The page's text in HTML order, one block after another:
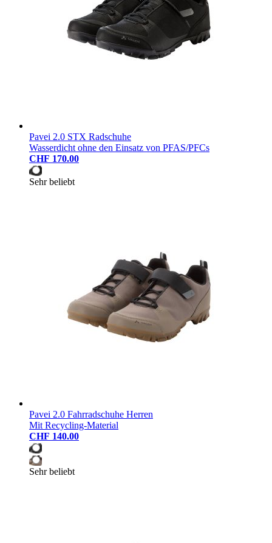
Pavei 2.0 STX Radschuhe
Wasserdicht ohne den Einsatz von PFAS/PFCs
CHF 170.00
Sehr beliebt
Pavei 2.0 Fahrradschuhe Herren
Mit Recycling-Material
CHF 140.00
Sehr beliebt